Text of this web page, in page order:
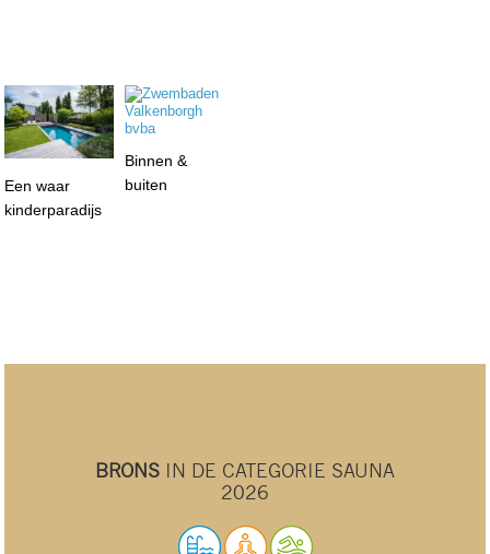
Een waar
kinderparadijs
Binnen &
buiten
BRONSIN DE CATEGORIE SAUNA
2026